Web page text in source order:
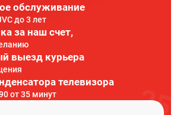
обслуживание
до 3 лет
за наш счет,
выезд курьера
телевизора
от 35 минут